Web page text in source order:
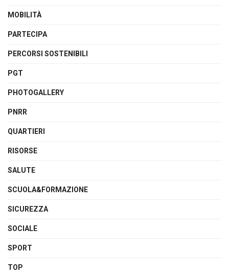
MOBILITÀ
PARTECIPA
PERCORSI SOSTENIBILI
PGT
PHOTOGALLERY
PNRR
QUARTIERI
RISORSE
SALUTE
SCUOLA&FORMAZIONE
SICUREZZA
SOCIALE
SPORT
TOP